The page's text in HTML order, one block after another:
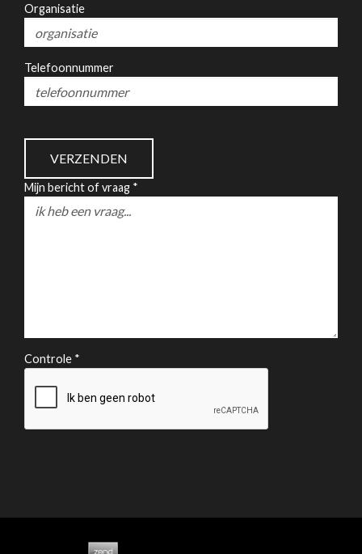
Organisatie
Telefoonnummer
Mijn bericht of vraag *
Controle *